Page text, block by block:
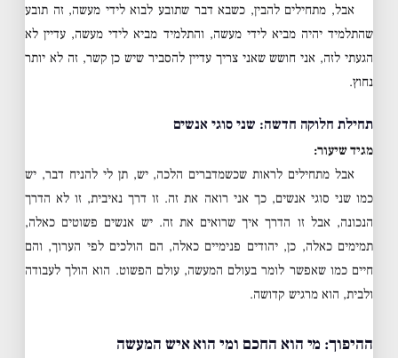
אבל, מתחילים להבין, כשבא דבר שתובע לבוא לידי מעשה, זה תובע
שהתלמיד יהיה מביא לידי מעשה, והתלמיד מביא לידי מעשה, עדיין לא
הגעתי לזה, אני חושש שאני צריך עדיין להסביר שיש כן קשר, זה לא יותר
נחוץ.
תחילת חלוקה חדשה: שני סוגי אנשים
מגיד שיעור:
אבל מתחילים לראות שכשמדברים הלכה, יש, תן לי להניח דבר, יש
כמו שני סוגי אנשים, כך אני רואה את זה. זו דרך נאיבית, זו לא הדרך
הנכונה, אבל זו הדרך איך שרואים את זה. יש אנשים פשוטים כאלה,
תמימים כאלה, כן, יהודים פנימיים כאלה, הם הולכים לפי הערוך, והם
חיים כמו שאפשר לומר בעולם המעשה, עולם הפשוט. הוא הולך לעבודה
ולבית, הוא מרגיש קדושה.
ההיפוך: מי הוא החכם ומי הוא איש המעשה